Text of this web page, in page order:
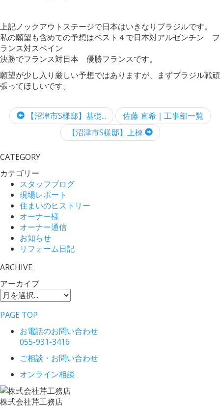
上記ノックアウトステージで日本はいきなりブラジルです。
私の願望も含めての予想はベスト４で日本対アルゼンチン フ
ランス対スペイン
決勝でフランス対日本 優勝フランスです。
願望が少し入り厳しい予想ではありますが、まずブラジル戦頑
張ってほしいです。
【沼津市S様邸】基礎...
佐藤 直希｜工事部一覧
【沼津市S様邸】上棟
CATEGORY
カテゴリー
スタッフブログ
現場レポート
住まいのヒストリー
オーナー様
オーナー通信
お知らせ
リフォーム日記
ARCHIVE
アーカイブ
PAGE TOP
お電話のお問い合わせ
055-931-3416
ご相談・お問い合わせ
オンライン相談
株式会社芹工務店